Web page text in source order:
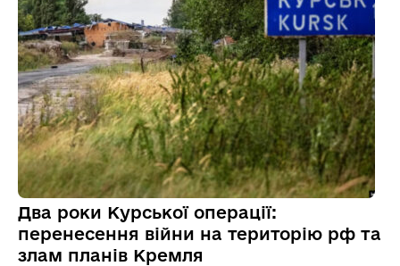
Два роки Курської операції:
перенесення війни на територію рф та
злам планів Кремля